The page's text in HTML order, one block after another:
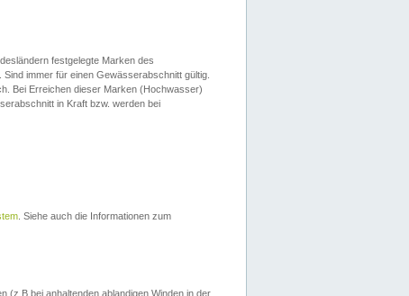
festgelegte Marken des
immer für einen Gewässerabschnitt gültig.
Bei Erreichen dieser Marken (Hochwasser)
in Kraft bzw. werden bei
. Siehe auch die Informationen zum
(z.B bei anhaltenden ablandigen Winden in der